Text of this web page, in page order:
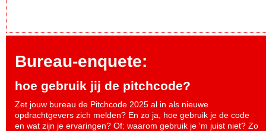
Bureau-enquete:
hoe gebruik jij de pitchcode?
Zet jouw bureau de Pitchcode 2025 al in als nieuwe
opdrachtgevers zich melden? En zo ja, hoe gebruik je de code
en wat zijn je ervaringen? Of: waarom gebruik je ‘m juist niet? Zo